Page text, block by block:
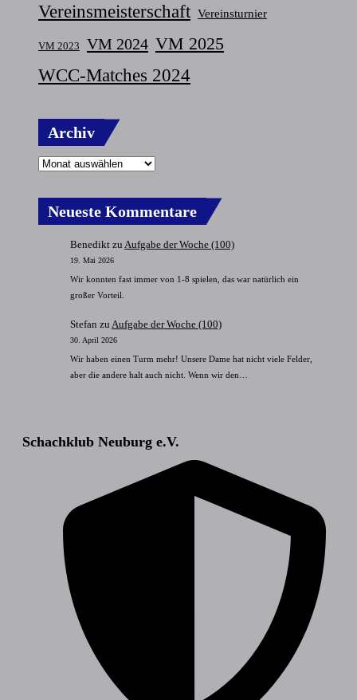
Vereinsmeisterschaft Vereinsturnier
VM 2023 VM 2024 VM 2025
WCC-Matches 2024
Archiv
Neueste Kommentare
Benedikt zu Aufgabe der Woche (100)
19. Mai 2026
Wir konnten fast immer von 1-8 spielen, das war natürlich ein
großer Vorteil.
Stefan zu Aufgabe der Woche (100)
30. April 2026
Wir haben einen Turm mehr! Unsere Dame hat nicht viele Felder,
aber die andere halt auch nicht. Wenn wir den…
Schachklub Neuburg e.V.